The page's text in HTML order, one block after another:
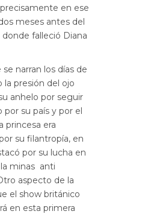
precisamente en ese
meses antes del
falleció Diana
se narran los días de
la presión del ojo
anhelo por seguir
por su país y por el
princesa era
su filantropía, en
por su lucha en
minas anti
aspecto de la
el show británico
en esta primera